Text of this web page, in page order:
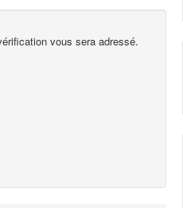
vous sera adressé.